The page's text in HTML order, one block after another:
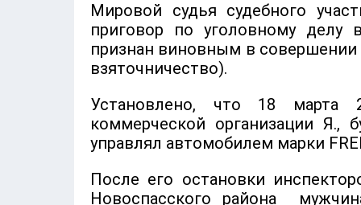
Мировой судья судебного
приговор по уголовному делу
признан виновным в
взяточничество).
Установлено, что 18 марта
коммерческой организации Я.,
управлял автомобилем марки
После его остановки
Новоспасского района